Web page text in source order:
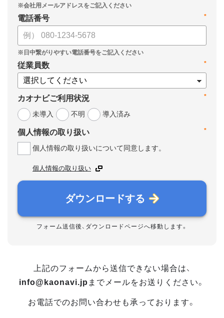
*
電話番号
*
従業員数
*
カオナビご利用状況
未導入
不明 導入済み
*
個人情報の取り扱い
個人情報の取り扱いについて同意します。
個人情報の取り扱い
ダウンロードする
フォーム送信後、ダウンロードページへ移動します。
上記のフォームから送信できない場合は、
info@kaonavi.jp までメールをお送りください。
お電話でのお問い合わせも承っております。